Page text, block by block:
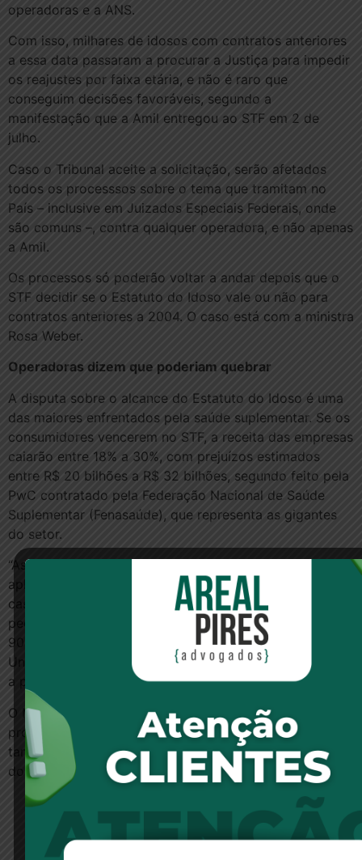
operadoras e a ANS.
Com isso, milhares de idosos com contratos anteriores
a essa data passaram a procurar a Justiça para impedir
os reajustes por faixa etária, e não é raro que
conseguim decisões favoráveis, segundo a
manifestação que a Amil entregou ao STF em 2 de
julho.
Caso o Tribunal aceite a solicitação, serão afetados
todos os processsos sobre o tema que tramitam no
País – inclusive em Juizados Especiais Federais, onde
são comuns –, contra qualquer operadora, e não apenas
a Amil.
Os processos só poderão voltar a andar depois que o
STF decidir se o Estatuto do Idoso vale ou não para
contratos anteriores a 2004. O caso está com a ministra
Rosa Weber.
Operadoras dizem que poderiam quebrar
A disputa sobre o alcance do Estatuto do Idoso é uma
das maiores enfrentados pela saúde suplementar. Se os
consumidores vencerem no STF, a receita das empresas
caiarão entre 18% a 30%, com prejuízos estimados
entre R$ 20 bilhões a R$ 32 bilhões, segundo feito pela
PwC contratado pela Federação Nacional de Saúde
Suplementar (Fenasaúde), que representa as gigantes
do setor.
“As projeções elaboradas indicam, ainda, que a
aplicação retroativa do Estatuto pode, em alguns
casos, provocar a ruína das empresas do setor”, diz o
pedido feito pela Amil. O risco de quebra chegaria a
90% após três anos, segundo projeções da
Universidade Federal do Rio de Janeiro (UFRJ) também
a pedido da Fenasaúde.
O Ministério Público Federal (MPF) entende que a
proibição de reajustes por idade após os 60 anos
também valem para os contratos anteriores ao Estatuto
do Idoso.